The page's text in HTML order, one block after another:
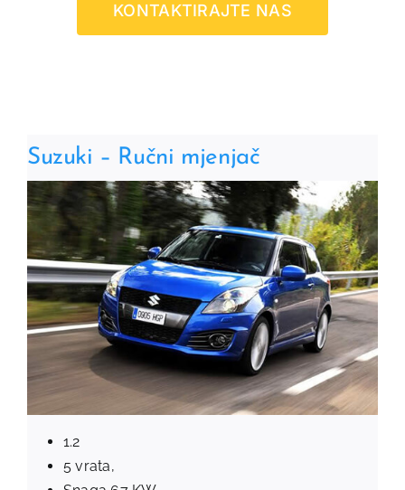
KONTAKTIRAJTE NAS
Suzuki – Ručni mjenjač
1.2
5 vrata,